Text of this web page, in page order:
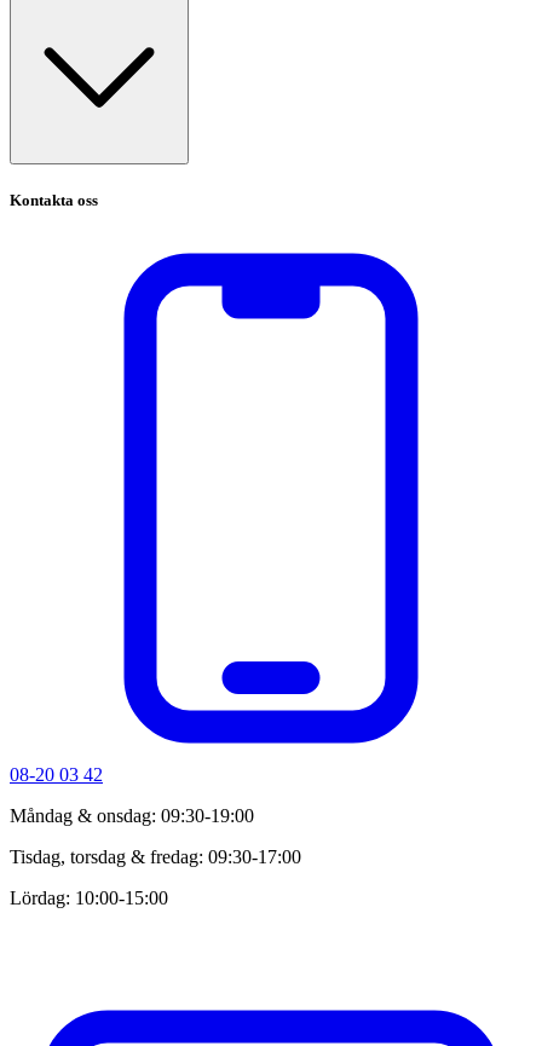
Kontakta oss
08-20 03 42
Måndag & onsdag: 09:30-19:00
Tisdag, torsdag & fredag: 09:30-17:00
Lördag: 10:00-15:00